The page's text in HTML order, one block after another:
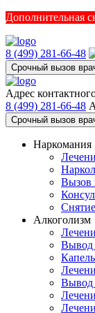
Дополнительная
8 (499) 281-66-48
Срочный вызов
Адрес
8 (499) 281-66-48
Срочный вызов
Наркомания
Вызов
Алкоголизм
Вывод
Вывод